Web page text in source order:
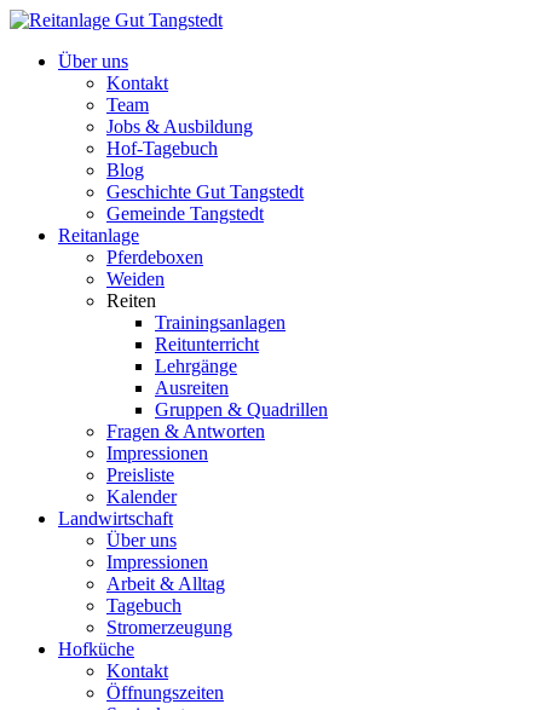
Über uns
Kontakt
Team
Jobs & Ausbildung
Hof-Tagebuch
Blog
Geschichte Gut Tangstedt
Gemeinde Tangstedt
Reitanlage
Pferdeboxen
Weiden
Reiten
Trainingsanlagen
Reitunterricht
Lehrgänge
Ausreiten
Gruppen & Quadrillen
Fragen & Antworten
Impressionen
Preisliste
Kalender
Landwirtschaft
Über uns
Impressionen
Arbeit & Alltag
Tagebuch
Stromerzeugung
Hofküche
Kontakt
Öffnungszeiten